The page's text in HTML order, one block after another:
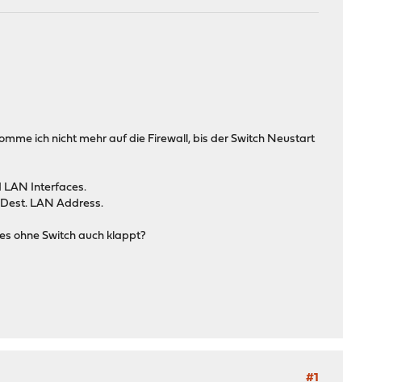
ich nicht mehr auf die Firewall, bis der Switch Neustart
LAN Interfaces.
LAN Address.
ohne Switch auch klappt?
#1